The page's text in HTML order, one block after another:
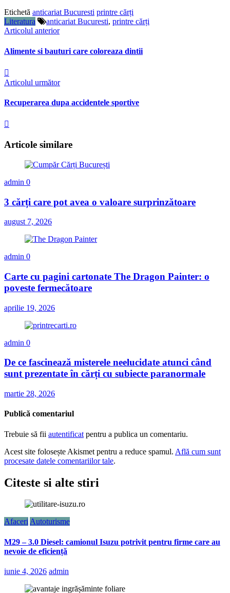
Etichetă anticariat Bucuresti printre cărți
Literatura
anticariat Bucuresti, printre cărți
Articolul anterior
Alimente si bauturi care coloreaza dintii
Articolul următor
Recuperarea dupa accidentele sportive
Articole similare
admin 0
3 cărți care pot avea o valoare surprinzătoare
august 7, 2026
admin 0
Carte cu pagini cartonate The Dragon Painter: o
poveste fermecătoare
aprilie 19, 2026
admin 0
De ce fascinează misterele neelucidate atunci când
sunt prezentate în cărți cu subiecte paranormale
martie 28, 2026
Publică comentariul
Trebuie să fii autentificat pentru a publica un comentariu.
Acest site folosește Akismet pentru a reduce spamul. Află cum sunt
procesate datele comentariilor tale.
Citeste si alte stiri
AfaceriAutoturisme
M29 – 3.0 Diesel: camionul Isuzu potrivit pentru firme care au
nevoie de eficiență
iunie 4, 2026 admin